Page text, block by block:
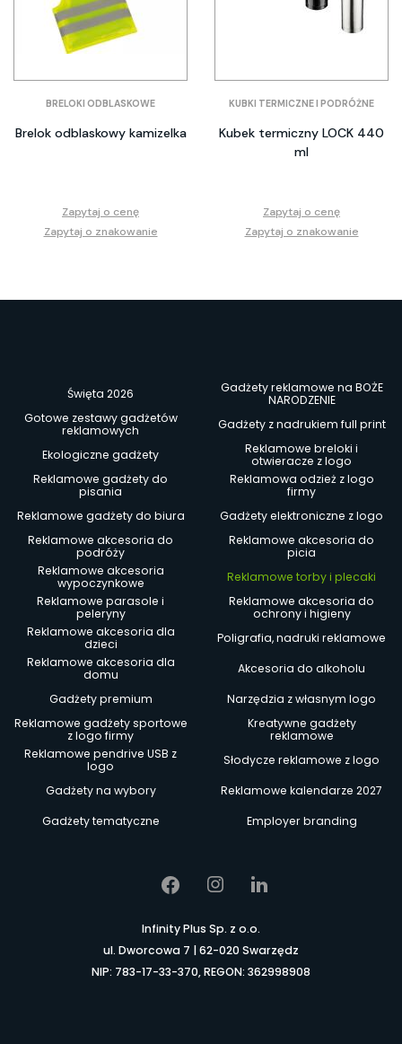
BRELOKI ODBLASKOWE
Brelok odblaskowy kamizelka
Zapytaj o cenę
Zapytaj o znakowanie
KUBKI TERMICZNE I PODRÓŻNE
Kubek termiczny LOCK 440
ml
Zapytaj o cenę
Zapytaj o znakowanie
Święta 2026
Gadżety reklamowe na BOŻE
NARODZENIE
Gotowe zestawy gadżetów
reklamowych
Gadżety z nadrukiem full print
Ekologiczne gadżety
Reklamowe breloki i
otwieracze z logo
Reklamowe gadżety do
pisania
Reklamowa odzież z logo
firmy
Reklamowe gadżety do biura
Gadżety elektroniczne z logo
Reklamowe akcesoria do
podróży
Reklamowe akcesoria do
picia
Reklamowe akcesoria
wypoczynkowe
Reklamowe torby i plecaki
Reklamowe parasole i
peleryny
Reklamowe akcesoria do
ochrony i higieny
Reklamowe akcesoria dla
dzieci
Poligrafia, nadruki reklamowe
Reklamowe akcesoria dla
domu
Akcesoria do alkoholu
Gadżety premium
Narzędzia z własnym logo
Reklamowe gadżety sportowe
z logo firmy
Kreatywne gadżety
reklamowe
Reklamowe pendrive USB z
logo
Słodycze reklamowe z logo
Gadżety na wybory
Reklamowe kalendarze 2027
Gadżety tematyczne
Employer branding
Infinity Plus Sp. z o.o.
ul. Dworcowa 7 | 62-020 Swarzędz
NIP: 783-17-33-370, REGON: 362998908